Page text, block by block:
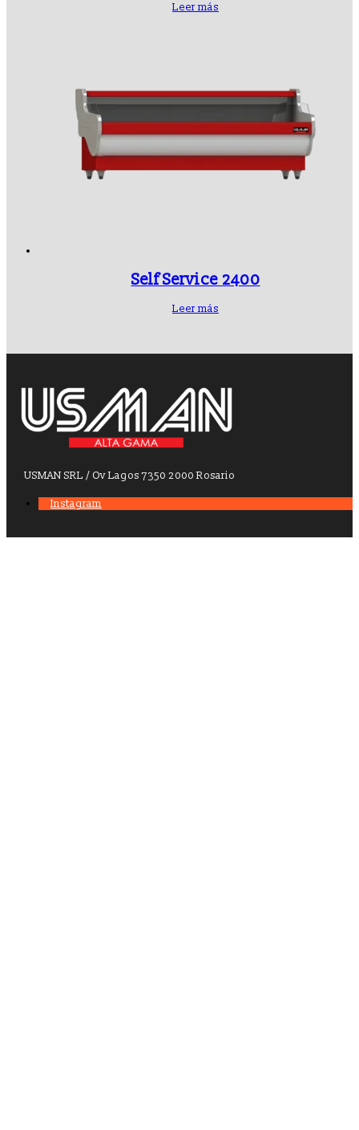
Leer más
Self Service 2400
Leer más
USMAN SRL / Ov Lagos 7350 2000 Rosario
Instagram